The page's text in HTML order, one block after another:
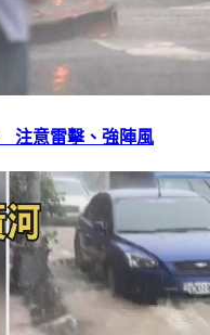
注意雷擊、強陣風